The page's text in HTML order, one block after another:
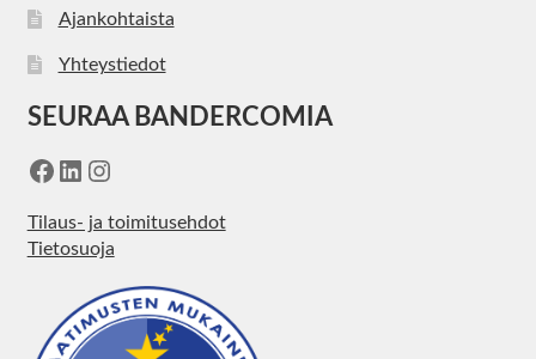
Ajankohtaista
Yhteystiedot
SEURAA BANDERCOMIA
Facebook
LinkedIn
Instagram
Tilaus- ja toimitusehdot
Tietosuoja